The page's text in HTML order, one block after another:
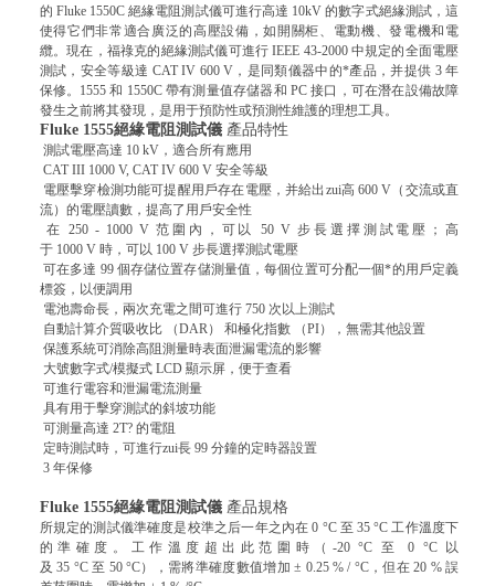
的 Fluke 1550C 絕緣電阻測試儀可進行高達 10kV 的數字式絕緣測試，這
使得它們非常適合廣泛的高壓設備，如開關柜、電動機、發電機和電
纜。現在，福祿克的絕緣測試儀可進行 IEEE 43-2000 中規定的全面電壓
測試，安全等級達 CAT IV 600 V，是同類儀器中的*產品，并提供 3 年
保修。1555 和 1550C 帶有測量值存儲器和 PC 接口，可在潛在設備故障
發生之前將其發現，是用于預防性或預測性維護的理想工具。
Fluke 1555絕緣電阻測試儀 產品特性
測試電壓高達 10 kV，適合所有應用
CAT III 1000 V, CAT IV 600 V 安全等級
電壓擊穿檢測功能可提醒用戶存在電壓，并給出zui高 600 V（交流或直
流）的電壓讀數，提高了用戶安全性
在 250 - 1000 V 范圍內，可以 50 V 步長選擇測試電壓；高
于 1000 V 時，可以 100 V 步長選擇測試電壓
可在多達 99 個存儲位置存儲測量值，每個位置可分配一個*的用戶定義
標簽，以便調用
電池壽命長，兩次充電之間可進行 750 次以上測試
自動計算介質吸收比 （DAR） 和極化指數 （PI），無需其他設置
保護系統可消除高阻測量時表面泄漏電流的影響
大號數字式/模擬式 LCD 顯示屏，便于查看
可進行電容和泄漏電流測量
具有用于擊穿測試的斜坡功能
可測量高達 2T? 的電阻
定時測試時，可進行zui長 99 分鐘的定時器設置
3 年保修
Fluke 1555絕緣電阻測試儀 產品規格
所規定的測試儀準確度是校準之后一年之內在 0 °C 至 35 °C 工作溫度下
的準確度。工作溫度超出此范圍時（-20 °C 至 0 °C 以
及 35 °C 至 50 °C），需將準確度數值增加 ± 0.25 % / °C，但在 20 % 誤